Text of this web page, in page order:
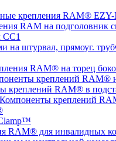
крепления RAM®
RAM на подголовник
СС1
RAM® на торец
креплений RAM®
креплений RAM® в
Компоненты креплений
RAM® для инвалидных